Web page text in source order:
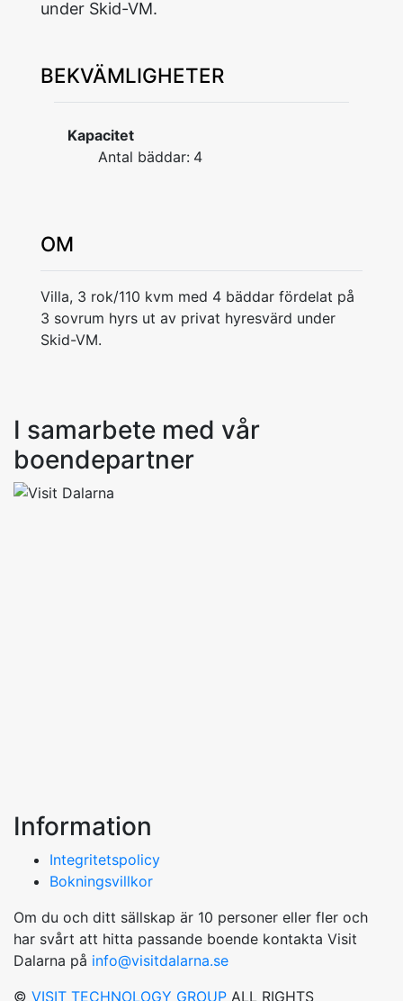
under Skid-VM.
BEKVÄMLIGHETER
Kapacitet
Antal bäddar: 4
OM
Villa, 3 rok/110 kvm med 4 bäddar fördelat på
3 sovrum hyrs ut av privat hyresvärd under
Skid-VM.
I samarbete med vår
boendepartner
Information
Integritetspolicy
Bokningsvillkor
Om du och ditt sällskap är 10 personer eller fler och
har svårt att hitta passande boende kontakta Visit
Dalarna på info@visitdalarna.se
© VISIT TECHNOLOGY GROUP ALL RIGHTS